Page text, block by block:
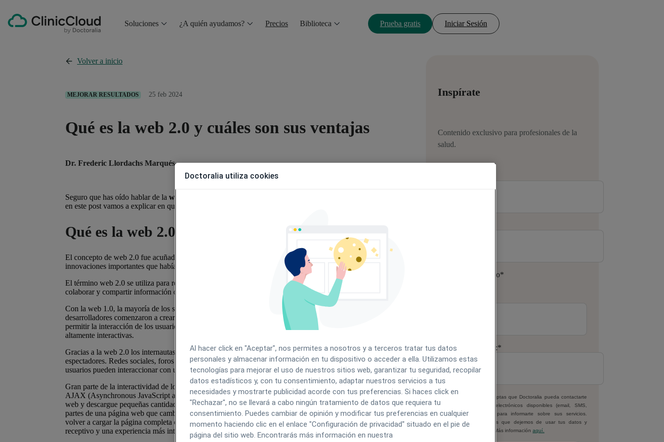
Soluciones ¿A quién ayudamos? Precios Biblioteca Prueba gratis Iniciar Sesión
Volver a inicio
MEJORAR RESULTADOS 25 feb 2024
Qué es la web 2.0 y cuáles son sus ventajas
Dr. Frederic Llordachs Marqués
Seguro que has oído hablar de la web 2.0
en este post vamos a explicar en qué consiste la web 2.0 y cuáles son sus ventajas.
Qué es la web 2.0
El concepto de web 2.0 fue acuñado en los años 2003-2004, como forma de hacer referencia a algunas
innovaciones importantes que habían surgido en
en los últimos años.
El término web 2.0 se utiliza para referirse a una nueva generación de sitios web que se permiten a las personas
colaborar y compartir información online de formas que antes no eran posibles.
Con la web 1.0, la mayoría de los sitios web consistían en páginas HTML estáticas. Más adelante, los
desarrolladores comenzaron a crear páginas web de forma dinámica pensadas para actualizarse con frecuencia y
permitir la interacción de los usuarios. Con la web 2.0 las páginas web no son solo dinámicas sino también
altamente interactivas.
Gracias a la web 2.0 los internautas se han convertido en participantes de la red, dejando atrás su papel de meros
espectadores. Redes sociales, foros o sección de comentarios en blogs son tres formas a través de las cuáles los
usuarios pueden interaccionar con un sitio web.
Gran parte de la interactividad de los sitios web 2.0 es posible gracias a una nueva técnica de programación llamada
AJAX (Asynchronous JavaScript and XML). AJAX hace posible que nuestro navegador se conecte al servidor
web y descargue pequeñas cantidades de información en segundo plano. Este método se usa para descargar solo las
partes de una página web que cambian como resultado de la interacción del usuario. De esta forma, no es necesario
volver a cargar la página completa cada vez que se realiza un cambio, lo que da como resultado un sitio web más
receptivo y una experiencia más interactiva para la persona que visita el sitio web.
Inspírate
Contenido exclusivo para profesionales de la
salud.
Número de teléfono*
Correo electrónico:*
Al facilitar tus datos, aceptas que Doctoralia pueda contactarte
por todos los medios electrónicos disponibles (email, SMS,
WhatsApp o similares) para informarte sobre sus servicios.
Siempre podrás pedirnos que dejemos de usar tus datos y
oponerte al tratamiento. Más información aquí.
Doctoralia utiliza cookies
Al hacer click en "Aceptar", nos permites a nosotros y a terceros tratar tus datos
personales y almacenar información en tu dispositivo o acceder a ella. Utilizamos estas
tecnologías para mejorar el uso de nuestros sitios web, garantizar tu seguridad, recopilar
datos estadísticos y, con tu consentimiento, adaptar nuestros servicios a tus
necesidades y mostrarte publicidad acorde con tus preferencias. Si haces click en
"Rechazar", no se llevará a cabo ningún tratamiento de datos que requiera tu
consentimiento. Puedes cambiar de opinión y modificar tus preferencias en cualquier
momento haciendo clic en el enlace "Configuración de privacidad" situado en el pie de
página del sitio web. Encontrarás más información en nuestra